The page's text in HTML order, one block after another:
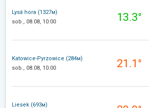
Lysá hora (1327м)
sob., 08.08, 10:00
13.3°
Katowice-Pyrzowice (284м)
sob., 08.08, 10:00
21.1°
Liesek (693м)